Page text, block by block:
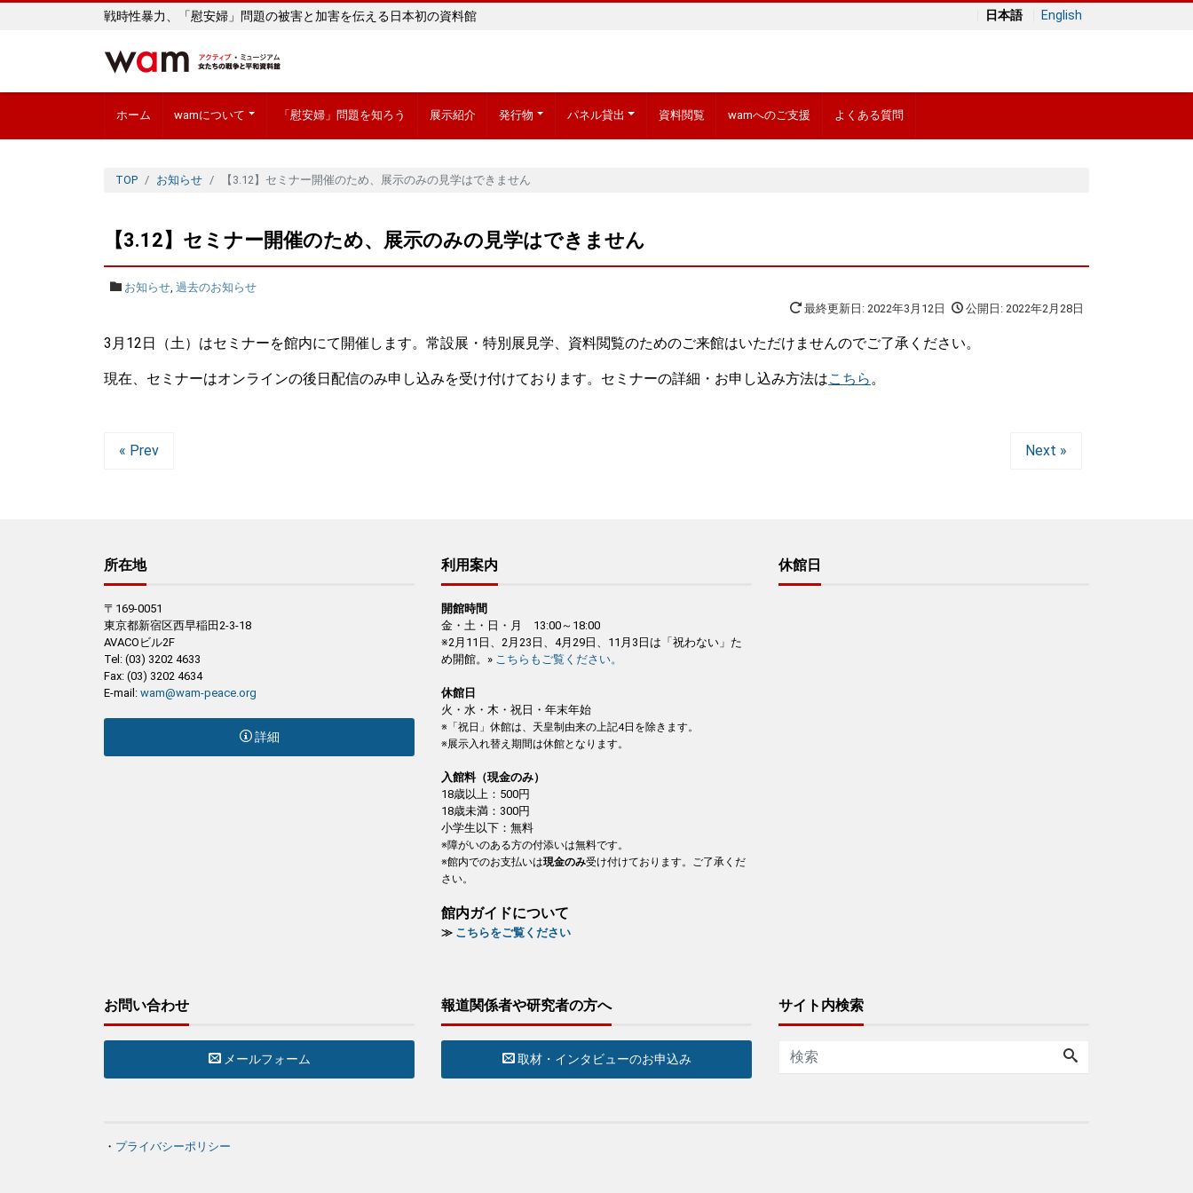
日本語 English
戦時性暴力、「慰安婦」問題の被害と加害を伝える日本初の資料館
ホーム wamについて 「慰安婦」問題を知ろう 展示紹介 発行物 パネル貸出 資料閲覧 wamへのご支援 よくある質問
TOP お知らせ 【3.12】セミナー開催のため、展示のみの見学はできません
【3.12】セミナー開催のため、展示のみの見学はできません
お知らせ, 過去のお知らせ
最終更新日: 2022年3月12日
公開日: 2022年2月28日
3月12日（土）はセミナーを館内にて開催します。常設展・特別展見学、資料閲覧のためのご来館はいただけませんのでご了承ください。
現在、セミナーはオンラインの後日配信のみ申し込みを受け付けております。セミナーの詳細・お申し込み方法はこちら 。
« Prev Next »
所在地
〒169-0051
東京都新宿区西早稲田2-3-18
AVACOビル2F
Tel: (03) 3202 4633
Fax: (03) 3202 4634
E-mail: wam@wam-peace.org
詳細
利用案内
開館時間
金・土・日・月 13:00～18:00
※2月11日、2月23日、4月29日、11月3日は「祝わない」た
め開館。» こちらもご覧ください。
休館日
火・水・木・祝日・年末年始
※「祝日」休館は、天皇制由来の上記4日を除きます。
※展示入れ替え期間は休館となります。
入館料（現金のみ）
18歳以上：500円
18歳未満：300円
小学生以下：無料
※障がいのある方の付添いは無料です。
※館内でのお支払いは現金のみ受け付けております。ご了承くだ
さい。
館内ガイドについて
≫ こちらをご覧ください
休館日
お問い合わせ
メールフォーム
報道関係者や研究者の方へ
取材・インタビューのお申込み
サイト内検索
・ プライバシーポリシー